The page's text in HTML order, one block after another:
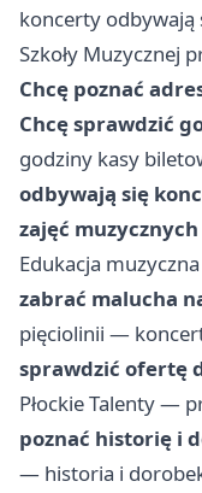
koncerty odbywają
Szkoły Muzycznej
Chcę poznać
Chcę sprawdzić
godziny kasy
odbywają się
zajęć
Edukacja
zabrać malucha
pięciolinii —
sprawdzić ofertę
Płockie Talenty —
poznać historię i
— historia i